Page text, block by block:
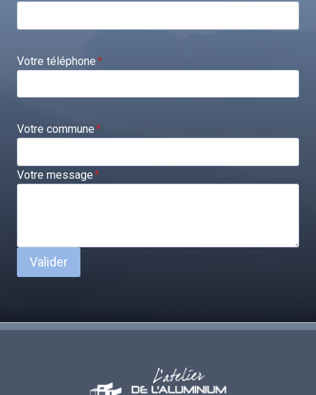
Votre téléphone*
Votre commune*
Votre message*
Valider